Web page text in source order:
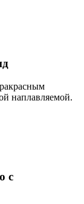
наплавляемой.
с